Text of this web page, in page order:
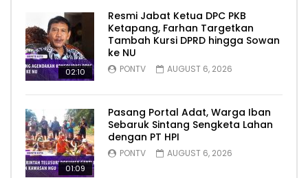
02:10
Resmi Jabat Ketua DPC PKB
Ketapang, Farhan Targetkan
Tambah Kursi DPRD hingga Sowan
ke NU
PONTV AUGUST 6, 2026
01:09
Pasang Portal Adat, Warga Iban
Sebaruk Sintang Sengketa Lahan
dengan PT HPI
PONTV AUGUST 6, 2026